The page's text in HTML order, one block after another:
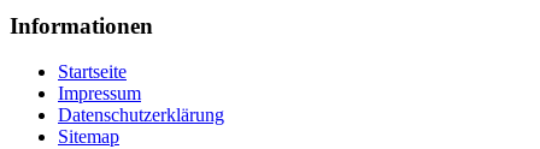
Informationen
Startseite
Impressum
Datenschutzerklärung
Sitemap